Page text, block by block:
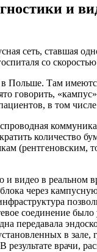
и
сеть, ставшая
со
Там имеются
говорить,
в том
количество
(рентгеновским,
видео в
через
соединение
передавала
в
врачи,